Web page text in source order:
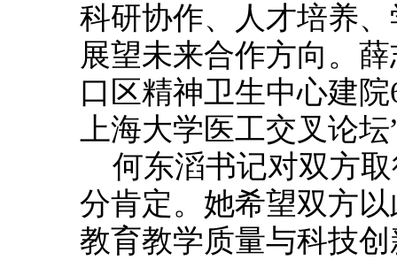
科研协作、人才培养
展望未来合作方向。
口区精神卫生中心建
上海大学医工交叉论
何东滔书记对双方
分肯定。她希望双方
教育教学质量与科技